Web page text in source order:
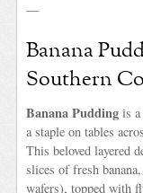
—
Banana
Southern
Banana Puddingis a
a staple on tables
This beloved layered
slices of fresh
wafers), topped with